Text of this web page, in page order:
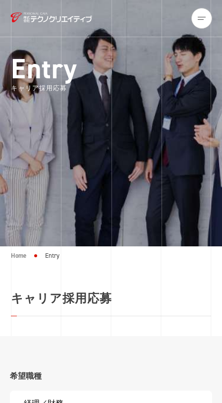
Entry
キャリア採用応募
Home Entry
キャリア採用応募
希望職種